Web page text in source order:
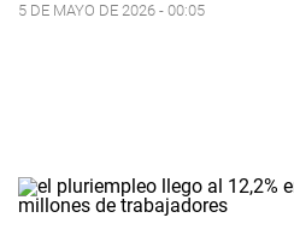
5 DE MAYO DE 2026 - 00:05